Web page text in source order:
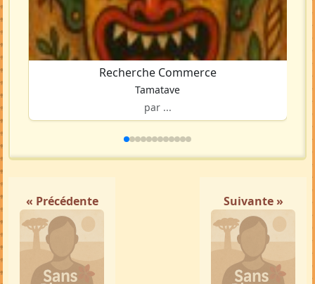
Recherche Commerce
Tamatave
par ...
« Précédente Suivante »